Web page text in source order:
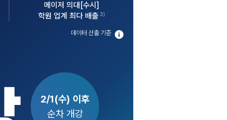
메이저 의대[수시]
학원 업계 최다 배출 3)
데이터 산출 기준
2/1(수) 이후
순차 개강